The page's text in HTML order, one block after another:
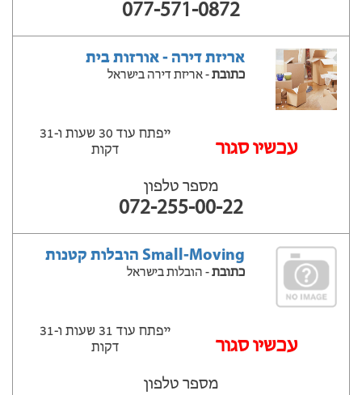
077-571-0872
אריזת דירה - אורזות בית
כתובת- אריזת דירה בישראל
עכשיו סגור
ייפתח עוד 30 שעות ‫ו-31
דקות
מספר טלפון
072-255-00-22
Small-Moving הובלות קטנות
כתובת- הובלות בישראל
עכשיו סגור
ייפתח עוד 31 שעות ‫ו-31
דקות
מספר טלפון